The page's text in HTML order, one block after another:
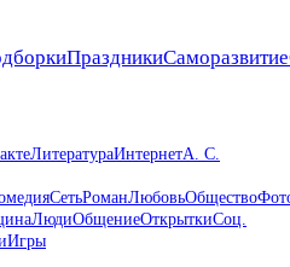
ПраздникиСаморазвитие
ЛитератураИнтернетА. С.
СетьРоманЛюбовьОбщество
ЛюдиОбщениеОткрыткиСоц.
Игры